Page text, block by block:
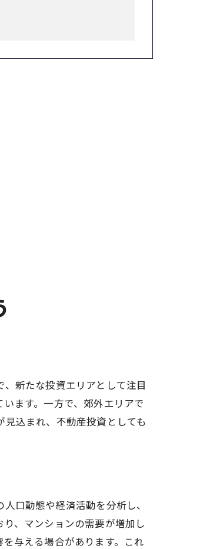
新たな投資エリアとして注目
ます。一方で、郊外エリアで
込まれ、不動産投資としても
口動態や経済活動を分析し、
、マンションの需要が増加し
与える場合があります。これ